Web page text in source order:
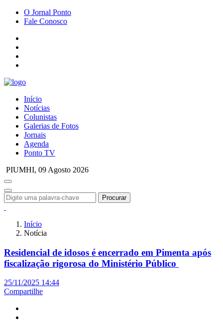
O Jornal Ponto
Fale Conosco
Início
Notícias
Colunistas
Galerias de Fotos
Jornais
Agenda
Ponto TV
PIUMHI, 09 Agosto 2026
Procurar
Início
Notícia
Residencial de idosos é encerrado em Pimenta após
fiscalização rigorosa do Ministério Público
25/11/2025 14:44
Compartilhe